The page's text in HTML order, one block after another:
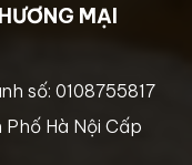
MẠI
số: 0108755817
Hà Nội Cấp